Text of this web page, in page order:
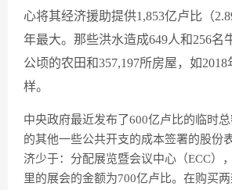
心将其经济援助提供1,853亿卢比（
年最大。那些洪水造成649人和256名
公顷的农田和357,197所房屋，如2018
样。
中央政府最近发布了600亿卢比的临时
的其他一些公共开支的成本签署的股份
济少于：分配展览暨会议中心（ECC）
里的展会的金额为700亿卢比。在购买